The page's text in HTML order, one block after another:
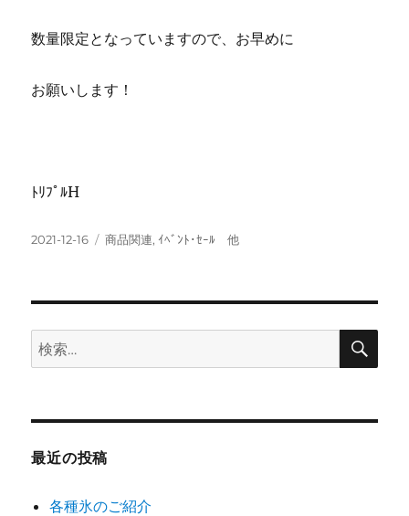
数量限定となっていますので、お早めに
お願いします！
ﾄﾘﾌﾟﾙH
投
2021-12-16
カ
商品関連,ｲﾍﾞﾝﾄ･ｾｰﾙ 他
検
索:
検
最近の投稿
各種氷のご紹介